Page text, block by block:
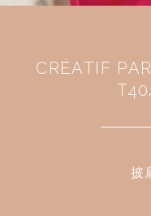
CRÉATIF
披